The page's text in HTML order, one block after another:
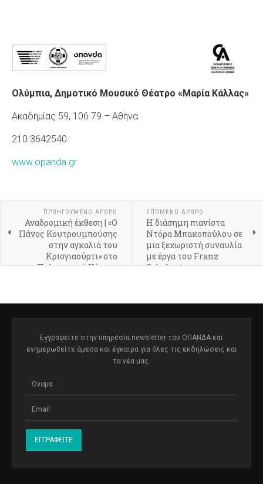
Ολύμπια, Δημοτικό Μουσικό Θέατρο «Μαρία Κάλλας»
Ακαδημίας 59, 106 79 – Αθήνα
210 3642540
www.opanda.gr
ΠΡΟΗΓΟΎΜΕΝΟ ΆΡΘΡΟ
Αναδρομική έκθεση | «Ο
Πάνος Κουτρουμπούσης
στην αγκαλιά του
Κρισγιαούρτι» στο
Πολιτιστικό Κέντρο
ΕΠΌΜΕΝΟ ΆΡΘΡΟ
Η διάσημη πιανίστα
Ντόρα Μπακοπούλου σε
μια ξεχωριστή συναυλία
με έργα του Franz
Schubert
Εγγραφείτε στην υπηρεσία newsletter του ΟΠΑΝΔΑ και
ενημερωθείτε άμεσα και έγκαιρα για όλες τις εκδηλώσεις και
τα νέα μας.